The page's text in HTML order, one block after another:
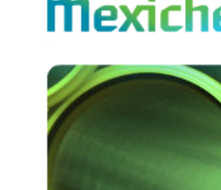
Fale Conosco
SEJA UM ASSOCIADO
VAGAS